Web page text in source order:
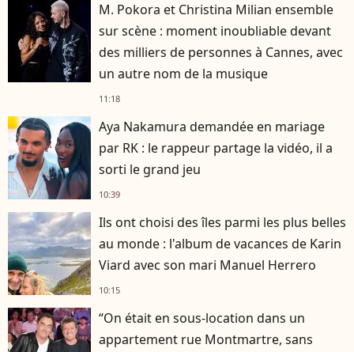
M. Pokora et Christina Milian ensemble
sur scène : moment inoubliable devant
des milliers de personnes à Cannes, avec
un autre nom de la musique
11:18
Aya Nakamura demandée en mariage
par RK : le rappeur partage la vidéo, il a
sorti le grand jeu
10:39
Ils ont choisi des îles parmi les plus belles
au monde : l'album de vacances de Karin
Viard avec son mari Manuel Herrero
10:15
“On était en sous-location dans un
appartement rue Montmartre, sans